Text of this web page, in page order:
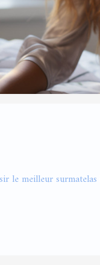
le meilleur surmatelas